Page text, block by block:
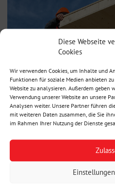
Diese Webseite
Cookies
Wir verwenden Cookies, um Inhalte und
Funktionen für soziale Medien anbieten
Website zu analysieren. Außerdem geben
Verwendung unserer Website an unsere
Analysen weiter. Unsere Partner führen
mit weiteren Daten zusammen, die Sie
im Rahmen Ihrer Nutzung der Dienste
NOVATOP
Für Decken